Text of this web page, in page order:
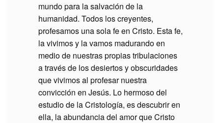
mundo para la salvación de la
humanidad. Todos los creyentes,
profesamos una sola fe en Cristo. Esta fe,
la vivimos y la vamos madurando en
medio de nuestras propias tribulaciones
a través de los desiertos y obscuridades
que vivimos al profesar nuestra
convicción en Jesús. Lo hermoso del
estudio de la Cristología, es descubrir en
ella, la abundancia del amor que Cristo